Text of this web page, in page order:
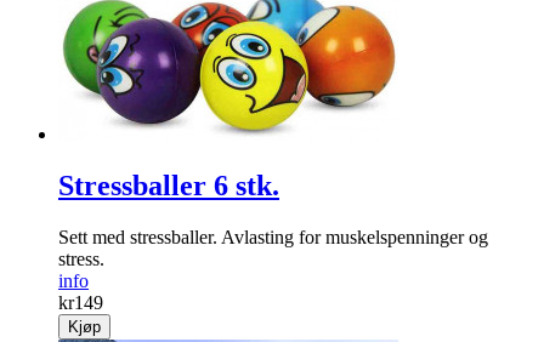
Stressballer 6 stk.
Sett med stressballer. Avlasting for muskelspenninger og
stress.
info
kr149
Kjøp